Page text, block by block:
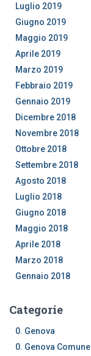
Luglio 2019
Giugno 2019
Maggio 2019
Aprile 2019
Marzo 2019
Febbraio 2019
Gennaio 2019
Dicembre 2018
Novembre 2018
Ottobre 2018
Settembre 2018
Agosto 2018
Luglio 2018
Giugno 2018
Maggio 2018
Aprile 2018
Marzo 2018
Gennaio 2018
Categorie
0. Genova
0. Genova Comune